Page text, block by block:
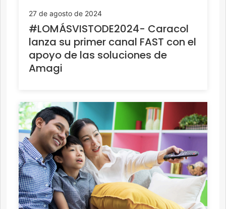
27 de agosto de 2024
#LOMÁSVISTODE2024- Caracol
lanza su primer canal FAST con el
apoyo de las soluciones de
Amagi